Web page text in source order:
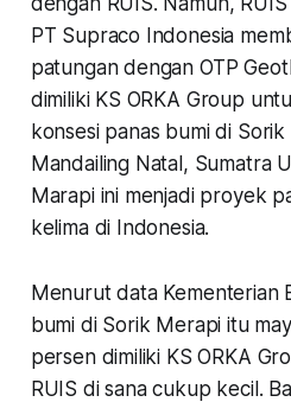
PT Supraco Indonesia
patungan dengan OTP
dimiliki KS ORKA Group
konsesi panas bumi di
Mandailing Natal, Sumatra
Marapi ini menjadi proyek
kelima di Indonesia.
Menurut data Kementerian
bumi di Sorik Merapi itu
persen dimiliki KS ORKA
RUIS di sana cukup kecil.